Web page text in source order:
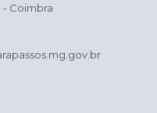
- Coimbra